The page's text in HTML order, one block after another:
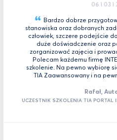
06 I 03 I
Bardzo dobrze
stanowiska oraz dobranych
człowiek, szczere podejście
duże doświadczenie oraz
zorganizować zajęcia i
Polecam każdemu firmę
szkolenie. Na pewno wybiorę
TIA Zaawansowany i na
Rafał,
UCZESTNIK SZKOLENIA TIA PORTAL